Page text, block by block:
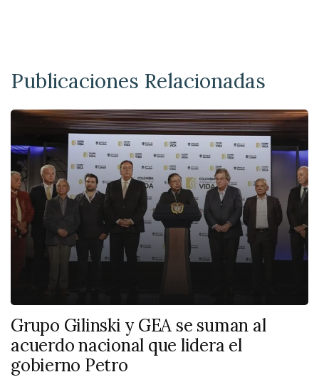
Publicaciones Relacionadas
Grupo Gilinski y GEA se suman al
acuerdo nacional que lidera el
gobierno Petro